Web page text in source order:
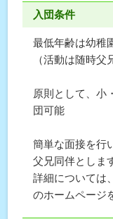
入団条件
最低年齢は幼稚
（活動は随時父
原則として、小
団可能
簡単な面接を行
父兄同伴としま
詳細については
のホームページ